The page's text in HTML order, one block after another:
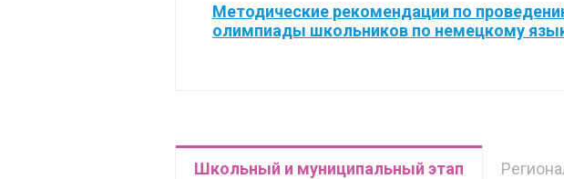
Методические рекомендации по
олимпиады школьников по немецкому
Школьный и муниципальный этап